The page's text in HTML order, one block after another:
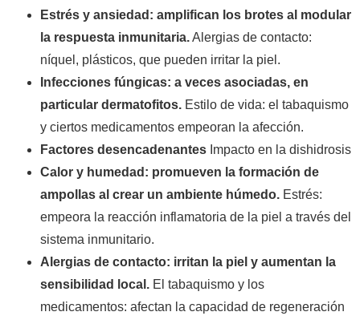
Estrés y ansiedad: amplifican los brotes al modular
la respuesta inmunitaria.Alergias de contacto:
níquel, plásticos, que pueden irritar la piel.
Infecciones fúngicas: a veces asociadas, en
particular dermatofitos. Estilo de vida: el tabaquismo
y ciertos medicamentos empeoran la afección.
Factores desencadenantes Impacto en la dishidrosis
Calor y humedad: promueven la formación de
ampollas al crear un ambiente húmedo. Estrés:
empeora la reacción inflamatoria de la piel a través del
sistema inmunitario.
Alergias de contacto: irritan la piel y aumentan la
sensibilidad local. El tabaquismo y los
medicamentos: afectan la capacidad de regeneración